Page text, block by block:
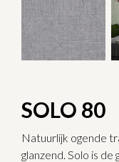
SOLO 80
Natuurlijk ogende
glanzend. Solo is de